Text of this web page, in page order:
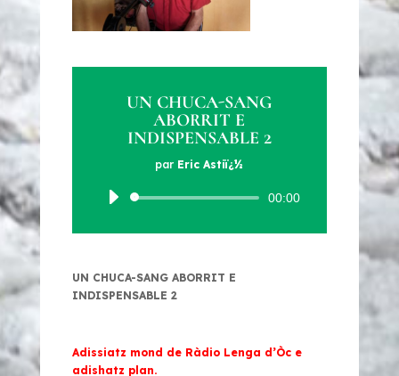
UN CHUCA-SANG
ABORRIT E
INDISPENSABLE 2
par Eric Astiï¿½
Lecteur
00:00
UN CHUCA-SANG ABORRIT E
INDISPENSABLE 2
Adissiatz mond de Ràdio Lenga d’Òc e
adishatz plan.